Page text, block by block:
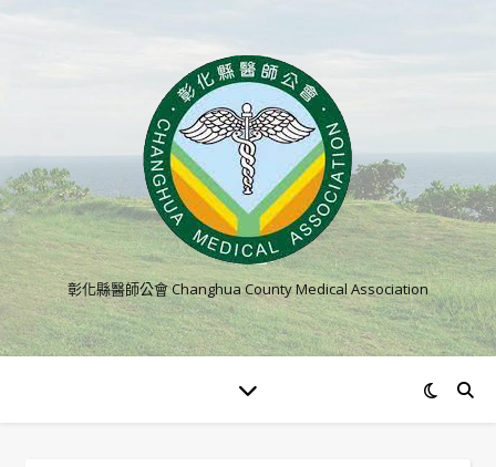
彰化縣醫師公會 Changhua County Medical Association